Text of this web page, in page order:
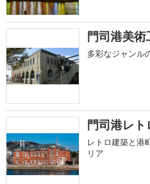
門司港美
多彩なジャンル
門司港レト
レトロ建築と港
リア